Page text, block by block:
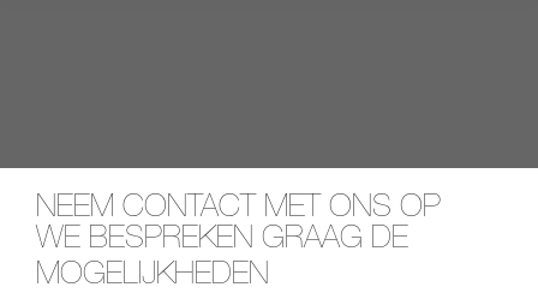
NEEM CONTACT MET ONS OP
WE BESPREKEN GRAAG DE
MOGELIJKHEDEN